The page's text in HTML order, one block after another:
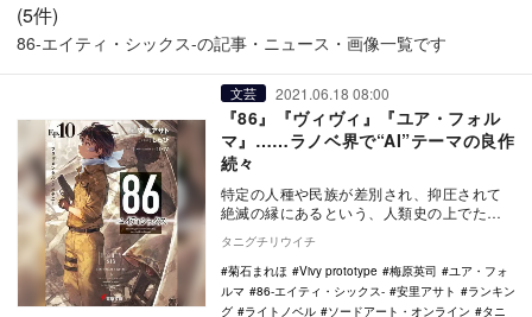
(5件)
86-エイティ・シックス-の記事・ニュース・画像一覧です
文芸 2021.06.18 08:00
『86』『ヴィヴィ』『ユア・フォル
マ』……ラノベ界で“AI”テーマの良作
続々
特定の人種や民族が差別され、抑圧されて
絶滅の縁にあるという、人類史の上でたび
たAI（人工知…
タニグチリウイチ
菊石まれほ
Vivy prototype 梅原英司
ユア・フォ
ルマ
86-エイティ・シックス- 安里アサト
ランキン
グ
ライトノベル ソードアート・オンライン
タニ